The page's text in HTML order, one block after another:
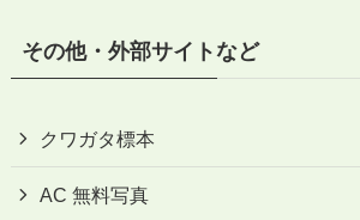
その他・外部サイトなど
クワガタ標本
AC 無料写真